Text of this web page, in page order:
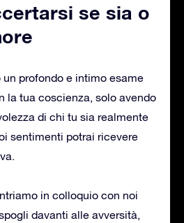
se sia o
profondo e intimo esame
la tua coscienza, solo avendo
di chi tu sia realmente
sentimenti potrai ricevere
in colloquio con noi
davanti alle avversità,